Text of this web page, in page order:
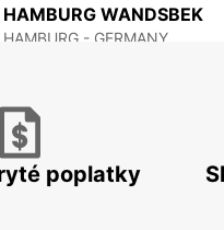
HAMBURG WANDSBEK
HAMBURG - GERMANY
HAMBURGpoplatky